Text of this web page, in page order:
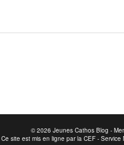
© 2026Jeunes Cathos Blog-
Ce site est mis en ligne par laCEF-Service